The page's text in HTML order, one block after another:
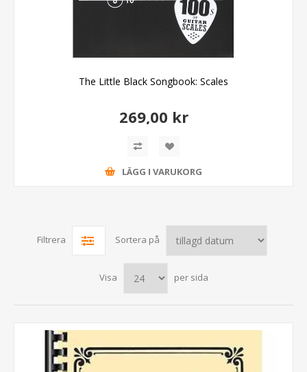
The Little Black Songbook: Scales
269,00 kr
LÄGG I VARUKORG
Filtrera Sortera på
Visa per sida